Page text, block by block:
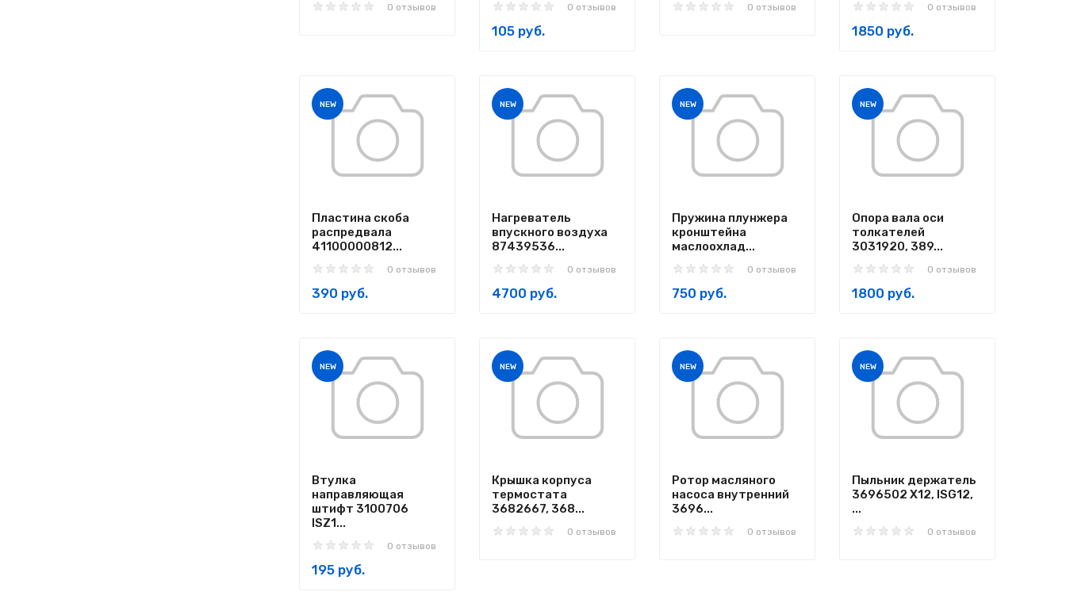
0 отзывов 0 отзывов
105 руб.
0 отзывов 0 отзывов
1850 руб.
NEW
Пластина скоба
распредвала
41100000812...
0 отзывов
390 руб.
NEW
Нагреватель
впускного воздуха
87439536...
0 отзывов
4700 руб.
NEW
Пружина плунжера
кронштейна
маслоохлад...
0 отзывов
750 руб.
NEW
Опора вала оси
толкателей
3031920, 389...
0 отзывов
1800 руб.
NEW
Втулка
направляющая
штифт 3100706
ISZ1...
0 отзывов
195 руб.
NEW
Крышка корпуса
термостата
3682667, 368...
0 отзывов
NEW
Ротор масляного
насоса внутренний
3696...
0 отзывов
NEW
Пыльник держатель
3696502 X12, ISG12,
...
0 отзывов